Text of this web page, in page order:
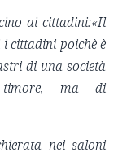
ai cittadini:«Il
i cittadini poichè è
di una società
ma di
nei saloni